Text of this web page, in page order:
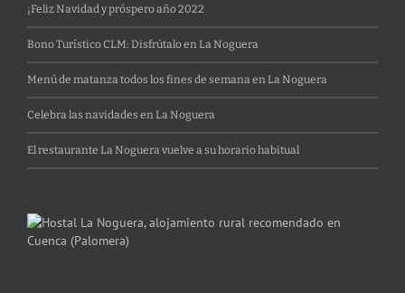
¡Feliz Navidad y próspero año 2022
Bono Turístico CLM: Disfrútalo en La Noguera
Menú de matanza todos los fines de semana en La Noguera
Celebra las navidades en La Noguera
El restaurante La Noguera vuelve a su horario habitual